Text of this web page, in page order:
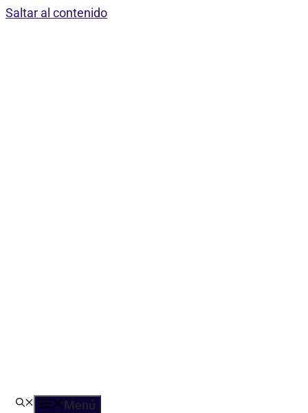
Saltar al contenido
Menú